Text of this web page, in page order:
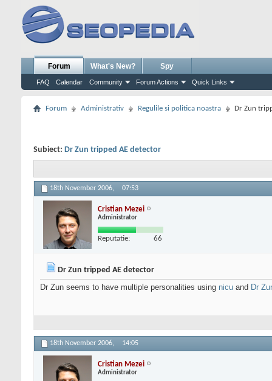
Forum
FAQ Calendar Community Forum Actions Quick Links
What's New? Spy
Forum Administrativ Regulile si politica noastra Dr Zun
Subiect: Dr Zun tripped AE detector
18th November 2006, 07:53
Cristian Mezei
Administrator
Reputatie: 66
Dr Zun tripped AE detector
Dr Zun seems to have multiple personalities using nicu and Dr
18th November 2006, 14:05
Cristian Mezei
Administrator